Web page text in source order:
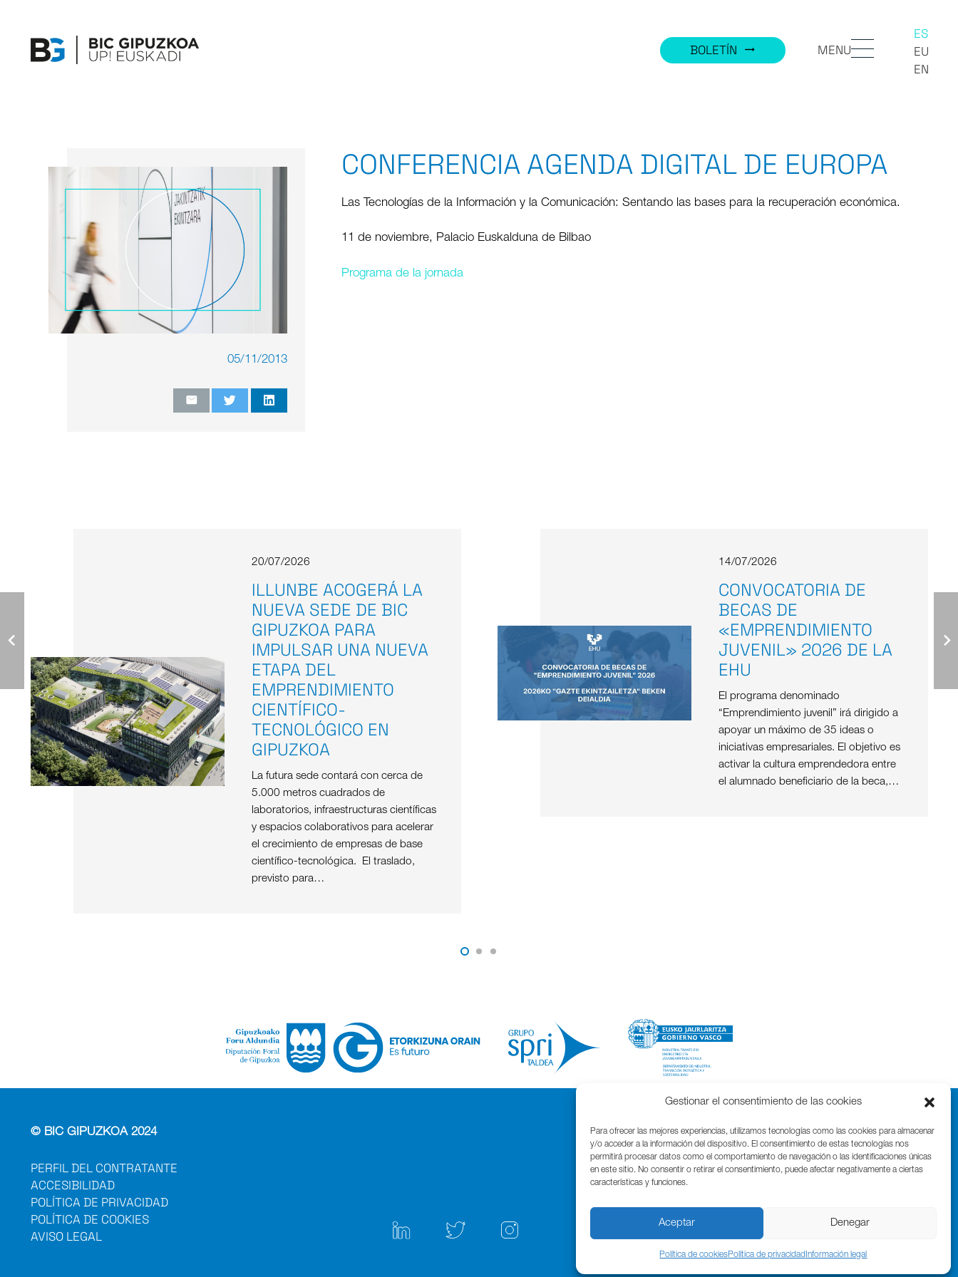
Gestionar el consentimiento de las cookies
Para ofrecer las mejores experiencias, utilizamos tecnologías como las cookies para almacenar
y/o acceder a la información del dispositivo. El consentimiento de estas tecnologías nos
permitirá procesar datos como el comportamiento de navegación o las identificaciones únicas
en este sitio. No consentir o retirar el consentimiento, puede afectar negativamente a ciertas
características y funciones.
Aceptar Denegar
Política de cookiesPolítica de privacidad Información legal
BOLETÍN trending_flat MENU
ES
EU
EN
05/11/2013
CONFERENCIA AGENDA DIGITAL DE EUROPA
Las Tecnologías de la Información y la Comunicación: Sentando las bases para la recuperación económica.
11 de noviembre, Palacio Euskalduna de Bilbao
Programa de la jornada
20/07/2026
ILLUNBE ACOGERÁ LA
NUEVA SEDE DE BIC
GIPUZKOA PARA
IMPULSAR UNA NUEVA
ETAPA DEL
EMPRENDIMIENTO
CIENTÍFICO-
TECNOLÓGICO EN
GIPUZKOA
La futura sede contará con cerca de
5.000 metros cuadrados de
laboratorios, infraestructuras científicas
y espacios colaborativos para acelerar
el crecimiento de empresas de base
científico-tecnológica. El traslado,
previsto para…
14/07/2026
CONVOCATORIA DE
BECAS DE
«EMPRENDIMIENTO
JUVENIL» 2026 DE LA
EHU
El programa denominado
“Emprendimiento juvenil” irá dirigido a
apoyar un máximo de 35 ideas o
iniciativas empresariales. El objetivo es
activar la cultura emprendedora entre
el alumnado beneficiario de la beca,…
© BIC GIPUZKOA 2024
PERFIL DEL CONTRATANTE
ACCESIBILIDAD
POLÍTICA DE PRIVACIDAD
POLÍTICA DE COOKIES
AVISO LEGAL
20014 Donostia / San Sebastián
T. (+34) 943 000 999 | bic@bicgipuzkoa.eus